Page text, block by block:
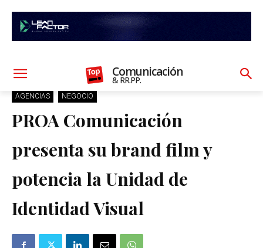
Comunicación
& RR.PP.
AGENCIAS NEGOCIO
PROA Comunicación
presenta su brand film y
potencia la Unidad de
Identidad Visual